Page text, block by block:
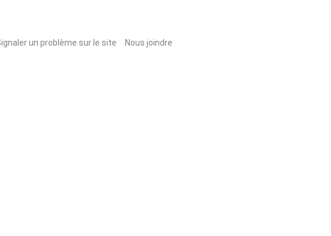
un problème sur le site Nous joindre